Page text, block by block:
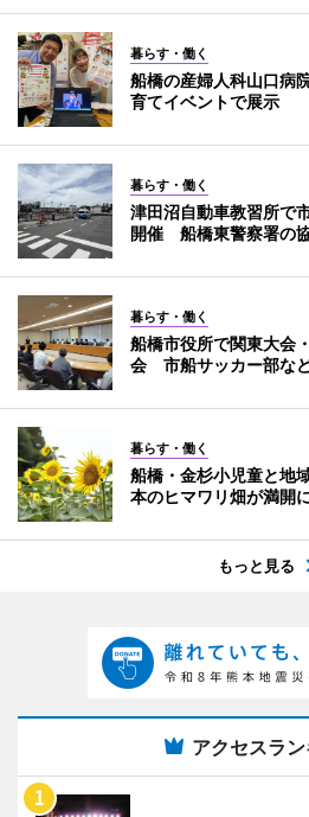
暮らす・働く
船橋の産婦人科山口病
育てイベントで展示
暮らす・働く
津田沼自動車教習所で
開催 船橋東警察署の
暮らす・働く
船橋市役所で関東大会
会 市船サッカー部な
暮らす・働く
船橋・金杉小児童と地
本のヒマワリ畑が満開
もっと見る
アクセスラ